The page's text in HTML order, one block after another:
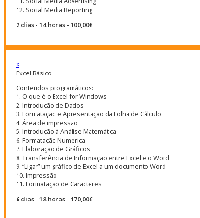
12. Social Media Reporting
2 dias - 14 horas - 100,00€
×
Excel Básico
Conteúdos programáticos:
1. O que é o Excel for Windows
2. Introdução de Dados
3. Formatação e Apresentação da Folha de Cálculo
4. Área de impressão
5. Introdução à Análise Matemática
6. Formatação Numérica
7. Elaboração de Gráficos
8. Transferência de Informação entre Excel e o Word
9. “Ligar” um gráfico de Excel a um documento Word
10. Impressão
11. Formatação de Caracteres
6 dias - 18 horas - 170,00€